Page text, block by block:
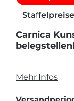
Staffelpreise
Carnica
Mehr Infos